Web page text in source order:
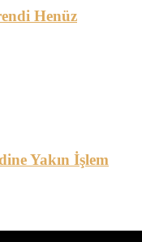
Henüz
Yakın İşlem